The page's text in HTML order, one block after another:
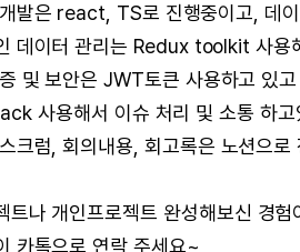
발은 react, TS로 진행중이고, 데
데이터 관리는 Redux toolkit 사용
및 보안은 JWT토큰 사용하고 있고
사용해서 이슈 처리 및 소통 하고
크럼, 회의내용, 회고록은 노션으로
트나 개인프로젝트 완성해보신 경
카톡으로 연락 주세요~